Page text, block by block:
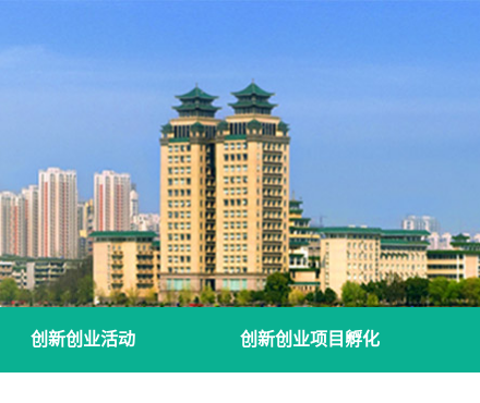
创新创业活动 创新创业项目孵化